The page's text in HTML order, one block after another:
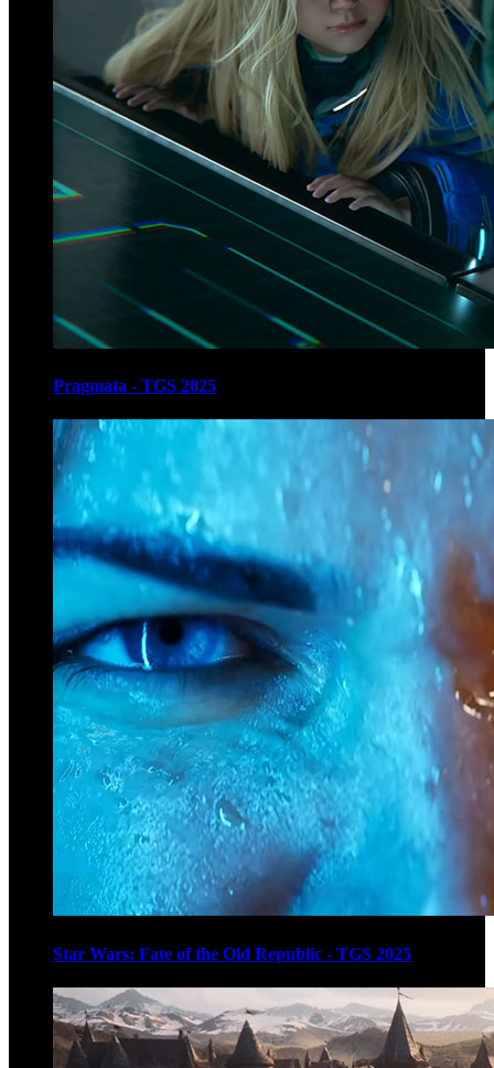
Pragmata - TGS 2025
Star Wars: Fate of the Old Republic - TGS 2025